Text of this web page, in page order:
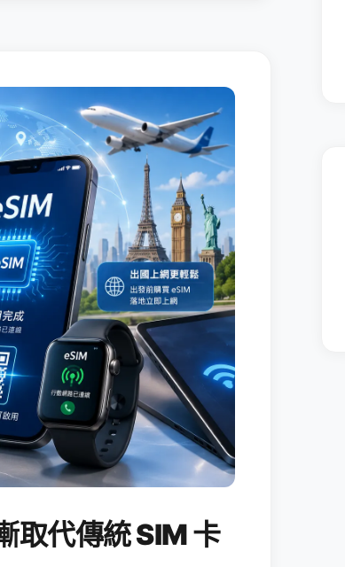
取代傳統 SIM 卡